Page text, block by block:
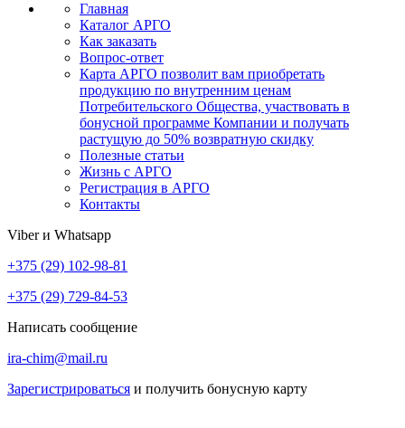
Главная
Каталог АРГО
Как заказать
Вопрос-ответ
Карта АРГО позволит вам приобретать
продукцию по внутренним ценам
Потребительского Общества, участвовать в
бонусной программе Компании и получать
растущую до 50% возвратную скидку
Полезные статьи
Жизнь с АРГО
Регистрация в АРГО
Контакты
Viber и Whatsapp
+375 (29) 102-98-81
+375 (29) 729-84-53
Написать сообщение
ira-chim@mail.ru
Зарегистрироваться и получить бонусную карту